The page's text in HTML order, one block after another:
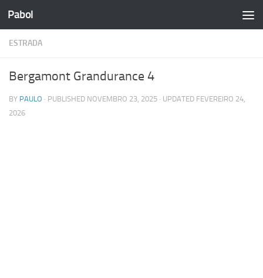
Skip to content
Pabol
ESTRADA
Bergamont Grandurance 4
BY PAULO · PUBLISHED NOVEMBRO 23, 2025 · UPDATED FEVEREIRO 24,
2026